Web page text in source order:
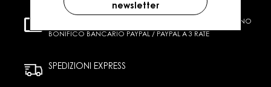
CARTA DI CREDITO CONTRASSEGNO
BONIFICO BANCARIO PAYPAL / PAYPAL A 3 RATE
SPEDIZIONI EXPRESS
newsletter